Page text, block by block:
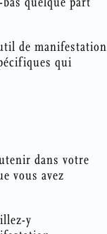
de manifestation
qui
dans votre
vous avez
y